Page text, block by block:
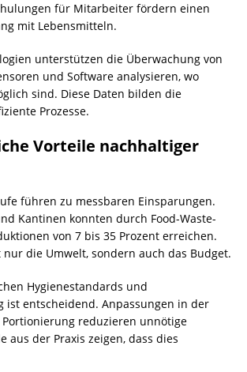
für Mitarbeiter fördern einen
mit Lebensmitteln.
unterstützen die Überwachung von
und Software analysieren, wo
sind. Diese Daten bilden die
Prozesse.
Vorteile nachhaltiger
führen zu messbaren Einsparungen.
Kantinen konnten durch Food-Waste-
von 7 bis 35 Prozent erreichen.
die Umwelt, sondern auch das Budget.
Hygienestandards und
ist entscheidend. Anpassungen in der
reduzieren unnötige
aus der Praxis zeigen, dass dies